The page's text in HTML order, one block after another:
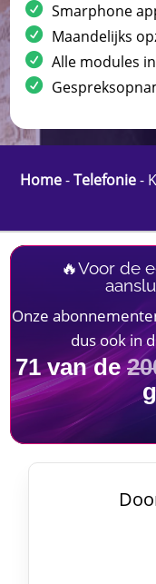
Smarphone
Maandelijks
Alle modules
Home-Telefonie-
🔥Voor de
Onze
dus ook in
71van de